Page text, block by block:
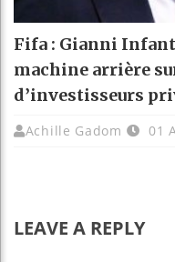
Fifa : Gianni
machine arrière
d’investisseurs
Achille Gadom 01
LEAVE A REPLY